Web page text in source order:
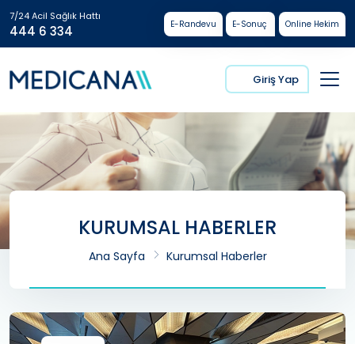
7/24 Acil Sağlık Hattı
444 6 334 E-Randevu E-Sonuç Online Hekim
Giriş Yap
KURUMSAL HABERLER
Ana Sayfa Kurumsal Haberler